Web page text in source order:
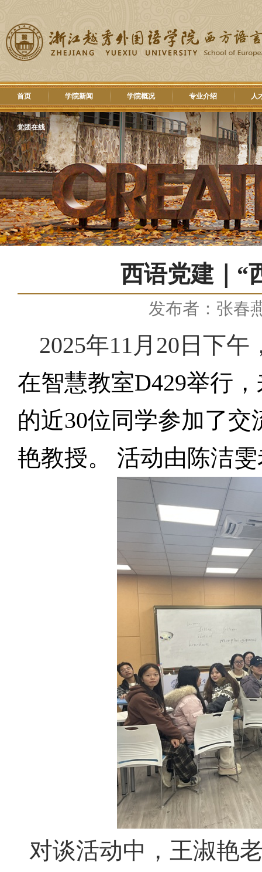
首页 学院新闻 学院概况 专业介绍 人
党团在线
西语党建｜“
发布者：张春
2025年11月 20 日下午
在智慧教室D429举行
的近30位同学参加了交
艳教授。 活动由陈洁
对谈活动中，王淑艳